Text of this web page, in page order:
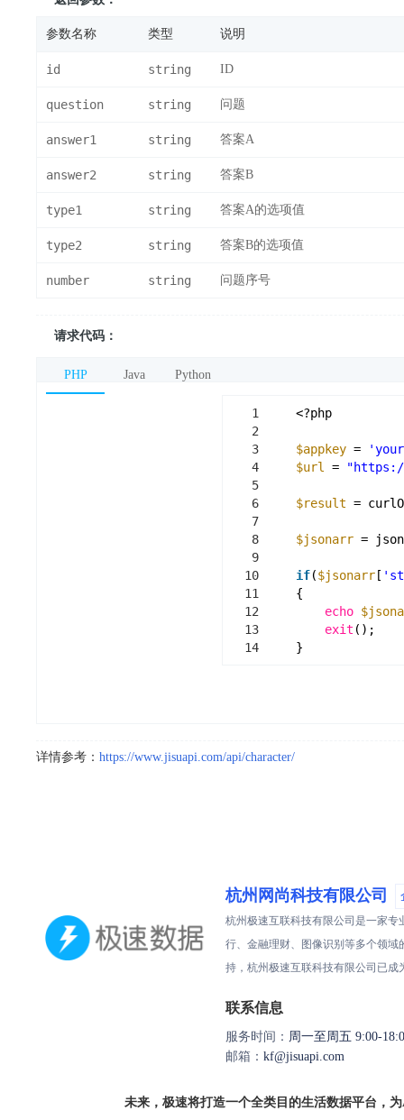
参数名称 类型 说明
id string ID
question string 问题
answer1 string 答案A
answer2 string 答案B
type1 string 答案A的选项值
type2 string 答案B的选项值
number string 问题序号
请求代码：
PHP Java Python
1
2
3
4
5
6
7
8
9
10
11
12
13
14
<?php
$appkey =
$url =
$result =
$jsonarr =
if($jsonarr [
{
echo
exit ();
}
详情参考： https://www.jisuapi.com/api/character/
杭州网尚科技有限公司
杭州极速互联科技有限公司是一家
行、金融理财、图像识别等多个领
持，杭州极速互联科技有限公司已成
联系信息
服务时间： 周一至周五 9:00-
邮箱： kf@jisuapi.com
未来，极速将打造一个全类目的生活数据平台，